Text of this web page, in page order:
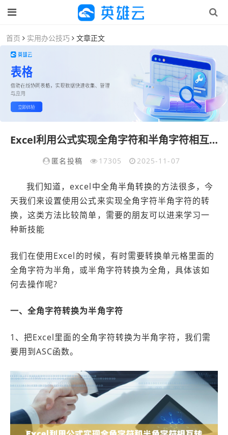
首页 实用办公技巧 文章正文
Excel利用公式实现全角字符和半角字符相互转换的教程-英雄云拓展知识分享
匿名投稿 17305 2025-11-07
我们知道，excel中全角半角转换的方法很多，今
天我们来设置使用公式来实现全角字符半角字符的转
换，这类方法比较简单，需要的朋友可以进来学习一
种新技能
我们在使用Excel的时候，有时需要转换单元格里面的
全角字符为半角，或半角字符转换为全角，具体该如
何去操作呢?
一、全角字符转换为半角字符
1、把Excel里面的全角字符转换为半角字符，我们需
要用到ASC函数。